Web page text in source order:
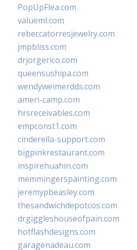
PopUpFlea.com
valueml.com
rebeccatorresjewelry.com
jmpbliss.com
drjorgerico.com
queensushipa.com
wendyweimerdds.com
ameri-camp.com
hrsreceivables.com
empconst1.com
cinderella-support.com
bigpinkrestaurant.com
inspirehuahin.com
memmingerspainting.com
jeremypbeasley.com
thesandwichdepotcos.com
drgiggleshouseofpain.com
hotflashdesigns.com
garagenadeau.com